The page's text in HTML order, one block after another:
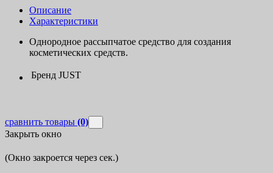
Описание
Характеристики
Однородное рассыпчатое средство для создания
косметических средств.
Бренд JUST
сравнить товары (0)
Закрыть окно
(Окно закроется через сек.)